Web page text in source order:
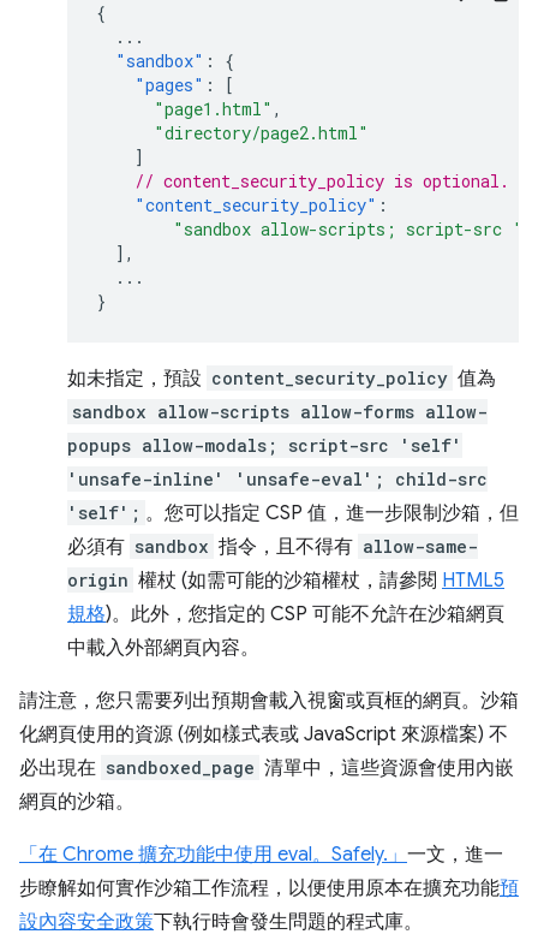
{
...
"sandbox" :
{
"pages" :
[
"page1.html" ,
"directory/page2.html"
]
// content_security_policy is optional.
"content_security_policy" :
"sandbox allow-scripts; script-src
],
...
}
如未指定，預設 content_security_policy 值為
sandbox allow-scripts allow-forms allow-
popups allow-modals; script-src 'self'
'unsafe-inline' 'unsafe-eval'; child-src
'self'; 。您可以指定 CSP 值，進一步限制沙箱，但
必須有 sandbox 指令，且不得有 allow-same-
origin 權杖 (如需可能的沙箱權杖，請參閱 HTML5
規格)。此外，您指定的 CSP 可能不允許在沙箱網頁
中載入外部網頁內容。
請注意，您只需要列出預期會載入視窗或頁框的網頁。沙箱
化網頁使用的資源 (例如樣式表或 JavaScript 來源檔案) 不
必出現在 sandboxed_page 清單中，這些資源會使用內嵌
網頁的沙箱。
「在 Chrome 擴充功能中使用 eval。Safely.」 一文，進一
步瞭解如何實作沙箱工作流程，以便使用原本在擴充功能預
設內容安全政策下執行時會發生問題的程式庫。